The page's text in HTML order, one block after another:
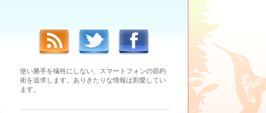
使い勝手を犠牲にしない、スマートフォンの節約
術を追求します。ありきたりな情報は割愛してい
ます。